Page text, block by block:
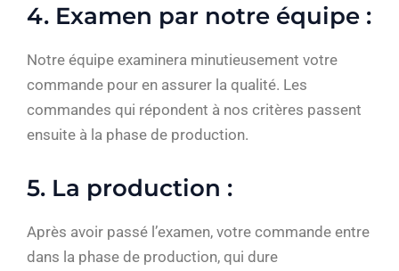
4. Examen par notre équipe :
Notre équipe examinera minutieusement votre
commande pour en assurer la qualité. Les
commandes qui répondent à nos critères passent
ensuite à la phase de production.
5. La production :
Après avoir passé l’examen, votre commande entre
dans la phase de production, qui dure